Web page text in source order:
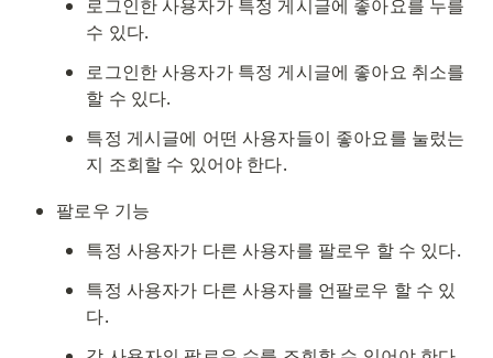
로그인한 사용자가 특정 게시글에 좋아요를 누를
수 있다.
로그인한 사용자가 특정 게시글에 좋아요 취소를
할 수 있다.
특정 게시글에 어떤 사용자들이 좋아요를 눌렀는
지 조회할 수 있어야 한다.
팔로우 기능
특정 사용자가 다른 사용자를 팔로우 할 수 있다.
특정 사용자가 다른 사용자를 언팔로우 할 수 있
다.